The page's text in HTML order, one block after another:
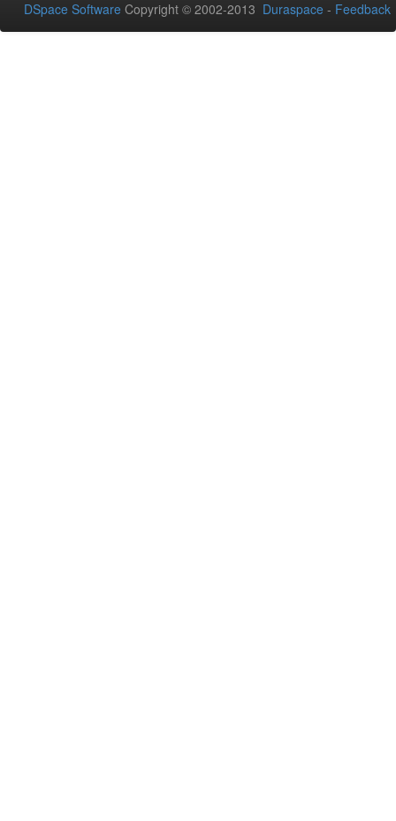
DSpace Software Copyright © 2002-2013 Duraspace - Feedback